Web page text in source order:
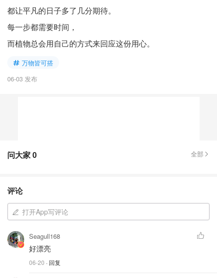
都让平凡的日子多了几分期待。
每一步都需要时间，
而植物总会用自己的方式来回应这份用心。
万物皆可搭
06-03 发布
问大家0 全部
评论
打开App写评论
Seagull168
好漂亮
06-20 · 回复